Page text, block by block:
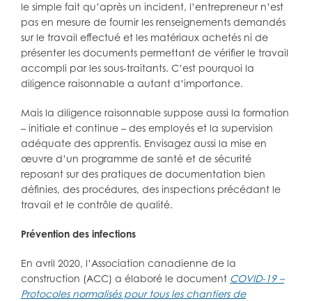
le simple fait qu’après un incident, l’entrepreneur n’est
pas en mesure de fournir les renseignements demandés
sur le travail effectué et les matériaux achetés ni de
présenter les documents permettant de vérifier le travail
accompli par les sous-traitants. C’est pourquoi la
diligence raisonnable a autant d’importance.
Mais la diligence raisonnable suppose aussi la formation
– initiale et continue – des employés et la supervision
adéquate des apprentis. Envisagez aussi la mise en
œuvre d’un programme de santé et de sécurité
reposant sur des pratiques de documentation bien
définies, des procédures, des inspections précédant le
travail et le contrôle de qualité.
Prévention des infections
En avril 2020, l’Association canadienne de la
construction (ACC) a élaboré le document COVID-19 –
Protocoles normalisés pour tous les chantiers de